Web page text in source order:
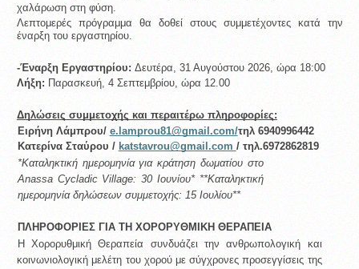
χαλάρωση στη φύση.
Λεπτομερές πρόγραμμα θα δοθεί στους συμμετέχοντες κατά την
έναρξη του εργαστηρίου.
-Έναρξη Εργαστηρίου: Δευτέρα, 31 Αυγούστου 2026, ώρα 18:00
Λήξη: Παρασκευή, 4 Σεπτεμβρίου, ώρα 12.00
Δηλώσεις συμμετοχής και περαιτέρω πληροφορίες:
Ειρήνη Λάμπρου/ e.lamprou81@gmail.com/τηλ 6940996442
Κατερίνα Σταύρου / katstavrou@gmail.com / τηλ.6972862819
*Καταληκτική ημερομηνία για κράτηση δωματίου στο
Anassa Cycladic Village: 30 Ιουνίου* **Καταληκτική
ημερομηνία δηλώσεων συμμετοχής: 15 Ιουλίου**
ΠΛΗΡΟΦΟΡΙΕΣ ΓΙΑ ΤΗ ΧΟΡΟΡΥΘΜΙΚΗ ΘΕΡΑΠΕΙΑ
Η Χορορυθμική Θεραπεία συνδυάζει την ανθρωπολογική και
κοινωνιολογική μελέτη του χορού με σύγχρονες προσεγγίσεις της